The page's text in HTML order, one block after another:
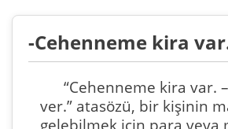
-Cehenneme kira
“Cehenneme kira var.
ver.” atasözü, bir kişinin